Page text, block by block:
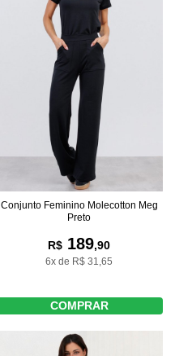
Conjunto Feminino Molecotton Meg
Preto
R$ 189,90
6x de R$ 31,65
COMPRAR